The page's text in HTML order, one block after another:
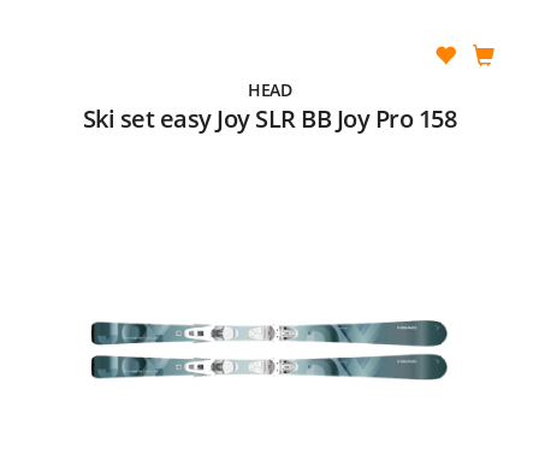
HEAD
Ski set easy Joy SLR BB Joy Pro 158